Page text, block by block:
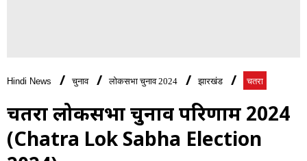
Hindi News चुनाव लोकसभा चुनाव 2024 झारखंड चतरा
चतरा लोकसभा चुनाव परिणाम 2024
(Chatra Lok Sabha Election